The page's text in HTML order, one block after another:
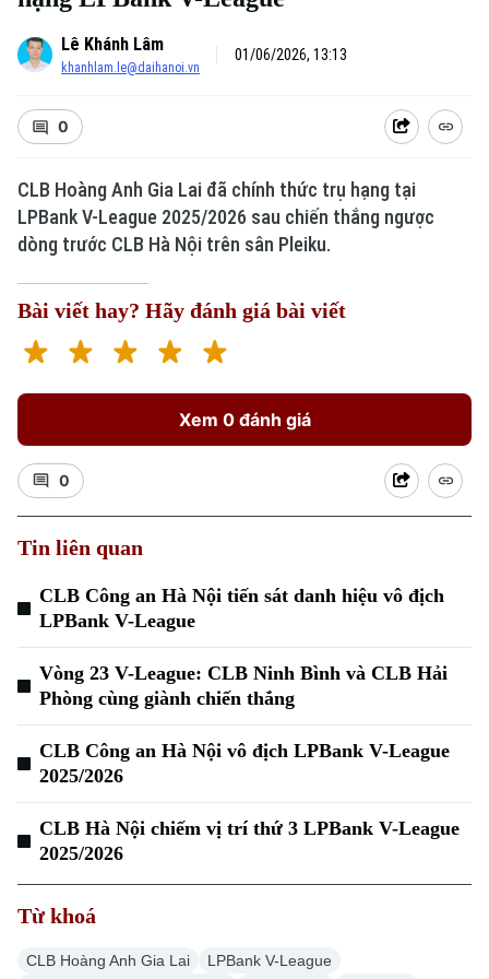
Xu hướng
Chuyên mục
Thời sự
Hà Nội
Hà Nội
Lê Khánh Lâm
khanhlam.le@daihanoi.vn
01/06/2026, 13:13
0
CLB Hoàng Anh Gia Lai đã chính thức trụ hạng tại
LPBank V-League 2025/2026 sau chiến thắng ngược
dòng trước CLB Hà Nội trên sân Pleiku.
Bài viết hay? Hãy đánh giá bài viết
Xem 0 đánh giá
0
Tin liên quan
CLB Công an Hà Nội tiến sát danh hiệu vô địch
LPBank V-League
Vòng 23 V-League: CLB Ninh Bình và CLB Hải
Phòng cùng giành chiến thắng
CLB Công an Hà Nội vô địch LPBank V-League
2025/2026
CLB Hà Nội chiếm vị trí thứ 3 LPBank V-League
2025/2026
Từ khoá
CLB Hoàng Anh Gia Lai
LPBank V-League